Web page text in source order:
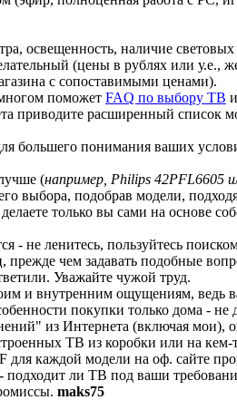
освещенность, наличие
(цены в рублях или у.е.,
с сопоставимыми ценами).
поможет FAQ по выбору ТВ и
приводите расширенный список
большего понимания ваших
(например, Philips 42PFL6605
выбора, подобрав модели,
только вы сами на основе
- не ленитесь, пользуйтесь
прежде чем задавать подобные
Уважайте чужой труд.
и внутренним ощущениям, ведь
покупки только дома -
из Интернета (включая мои),
ТВ из коробки или на кем-
каждой модели на оф. сайте
подходит ли ТВ под ваши
maks75